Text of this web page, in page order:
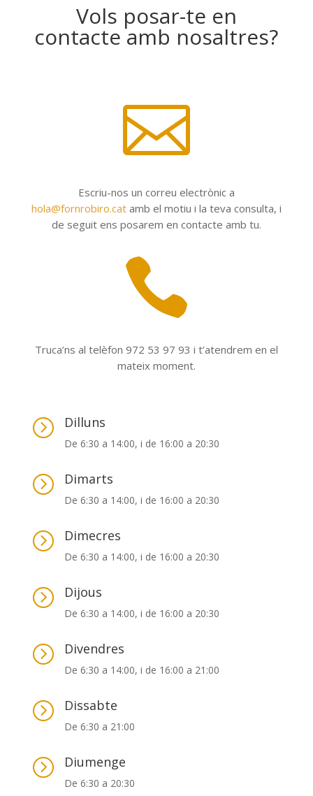
Vols posar-te en
contacte amb nosaltres?

Escriu-nos un correu electrònic a
hola@fornrobiro.catamb el motiu i la teva consulta, i
de seguit ens posarem en contacte amb tu.

Truca’ns al telèfon 972 53 97 93 i t’atendrem en el
mateix moment.
= Dilluns
De 6:30 a 14:00, i de 16:00 a 20:30
= Dimarts
De 6:30 a 14:00, i de 16:00 a 20:30
= Dimecres
De 6:30 a 14:00, i de 16:00 a 20:30
= Dijous
De 6:30 a 14:00, i de 16:00 a 20:30
= Divendres
De 6:30 a 14:00, i de 16:00 a 21:00
= Dissabte
De 6:30 a 21:00
= Diumenge
De 6:30 a 20:30